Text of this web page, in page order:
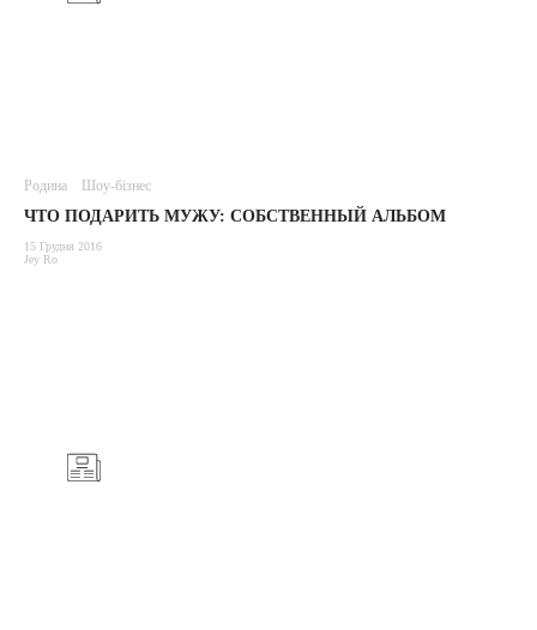
Родина Шоу-бізнес
ЧТО ПОДАРИТЬ МУЖУ: СОБСТВЕННЫЙ АЛЬБОМ
15 Грудня 2016
Jey Ro